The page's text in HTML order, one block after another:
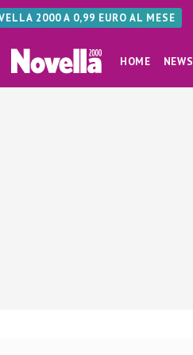
2000 A 0,99 EURO AL MESE
HOME NEWS